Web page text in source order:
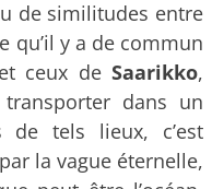
de similitudes entre
qu’il y a de commun
ceux de Saarikko,
dans un
de tels lieux, c’est
la vague éternelle,